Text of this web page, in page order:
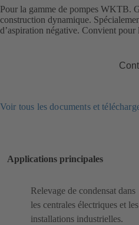
Pour la gamme de pompes WKTB.
construction dynamique.
d’aspiration négative. Convient pour
Voir tous les documents et
Applications principales
Relevage de condensat dans
les centrales électriques et les
installations industrielles.